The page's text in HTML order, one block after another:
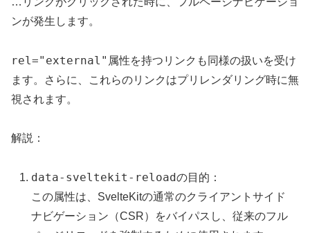
ンが発生します。
rel="external" 属性を持つリンクも同様の扱いを受け
ます。さらに、これらのリンクはプリレンダリング時に無
視されます。
解説：
data-sveltekit-reloadの目的：
この属性は、SvelteKitの通常のクライアントサイド
ナビゲーション（CSR）をバイパスし、従来のフル